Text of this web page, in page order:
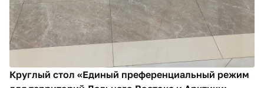
Круглый стол «Единый преференциальный режим